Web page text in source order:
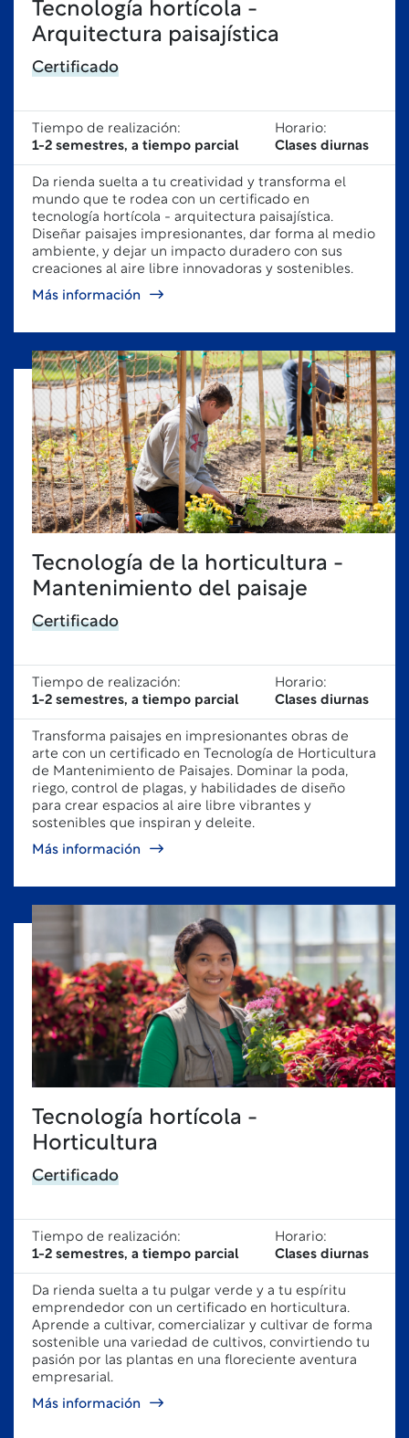
Tecnología hortícola -
Arquitectura paisajística
Certificado
Tiempo de realización:
1-2 semestres, a tiempo parcial
Horario:
Clases diurnas
Da rienda suelta a tu creatividad y transforma el
mundo que te rodea con un certificado en
tecnología hortícola - arquitectura paisajística.
Diseñar paisajes impresionantes, dar forma al medio
ambiente, y dejar un impacto duradero con sus
creaciones al aire libre innovadoras y sostenibles.
Más información
Tecnología de la horticultura -
Mantenimiento del paisaje
Certificado
Tiempo de realización:
1-2 semestres, a tiempo parcial
Horario:
Clases diurnas
Transforma paisajes en impresionantes obras de
arte con un certificado en Tecnología de Horticultura
de Mantenimiento de Paisajes. Dominar la poda,
riego, control de plagas, y habilidades de diseño
para crear espacios al aire libre vibrantes y
sostenibles que inspiran y deleite.
Más información
Tecnología hortícola -
Horticultura
Certificado
Tiempo de realización:
1-2 semestres, a tiempo parcial
Horario:
Clases diurnas
Da rienda suelta a tu pulgar verde y a tu espíritu
emprendedor con un certificado en horticultura.
Aprende a cultivar, comercializar y cultivar de forma
sostenible una variedad de cultivos, convirtiendo tu
pasión por las plantas en una floreciente aventura
empresarial.
Más información